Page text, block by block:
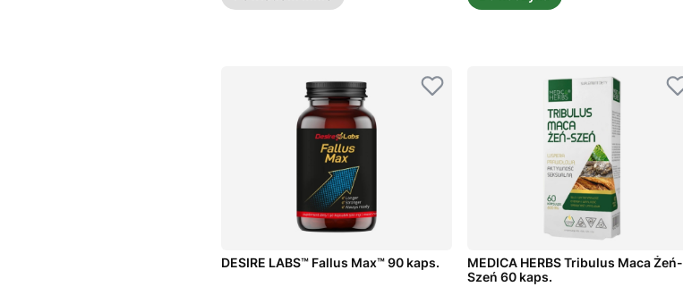
DESIRE LABS™ Fallus Max™ 90 kaps.
MEDICA HERBS Tribulus Maca Żeń-
Szeń 60 kaps.